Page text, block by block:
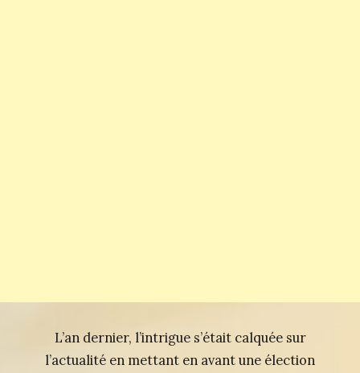
L’an dernier, l’intrigue s’était calquée sur
l’actualité en mettant en avant une élection